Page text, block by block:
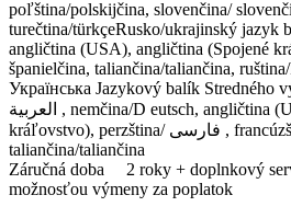
poľština/polskijčina, slovenčina/
turečtina/türkçeRusko/ukrajinský jazyk
angličtina (USA), angličtina (Spojené
španielčina, taliančina/taliančina,
Українська Jazykový balík Stredného
العربية , nemčina/D eutsch, angličtina (USA), angličtina (Spojené
kráľovstvo), perzština/ فارسی , francúzština/francúzština,
taliančina/taliančina
Záručná doba 2 roky + doplnkový
možnosťou výmeny za poplatok